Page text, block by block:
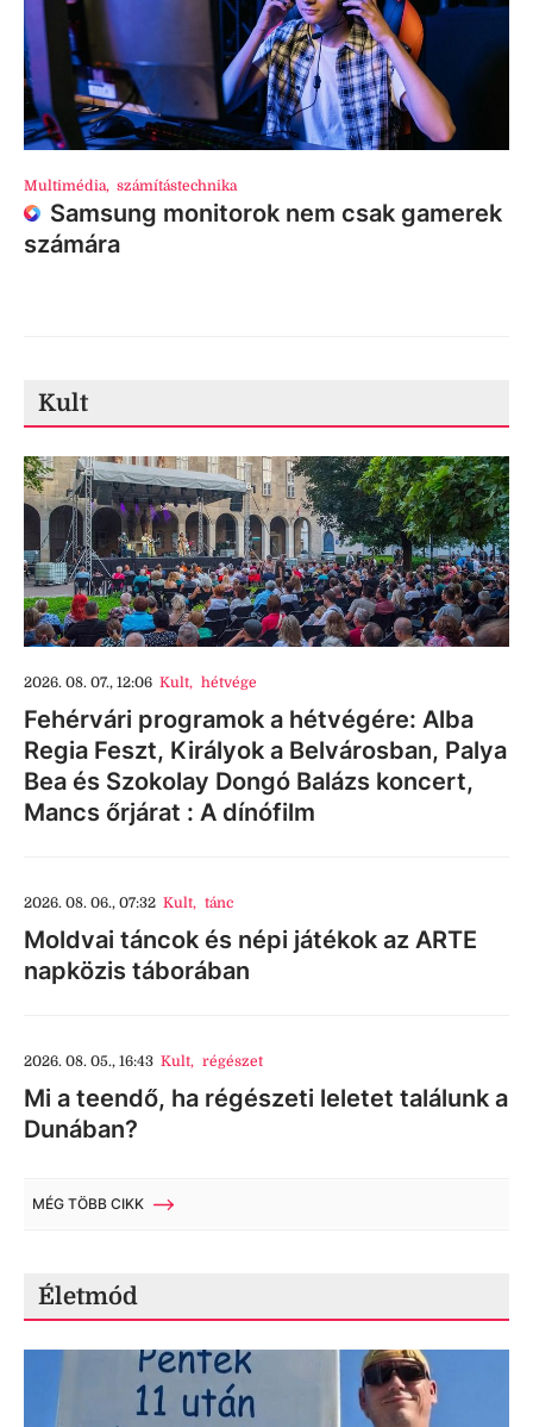
Multimédia, számítástechnika
Samsung monitorok nem csak gamerek
számára
Kult
2026. 08. 07., 12:06 Kult, hétvége
Fehérvári programok a hétvégére: Alba
Regia Feszt, Királyok a Belvárosban, Palya
Bea és Szokolay Dongó Balázs koncert,
Mancs őrjárat : A dínófilm
2026. 08. 06., 07:32 Kult, tánc
Moldvai táncok és népi játékok az ARTE
napközis táborában
2026. 08. 05., 16:43 Kult, régészet
Mi a teendő, ha régészeti leletet találunk a
Dunában?
MÉG TÖBB CIKK
Életmód